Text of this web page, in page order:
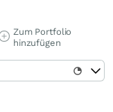
Zum Portfolio
hinzufügen